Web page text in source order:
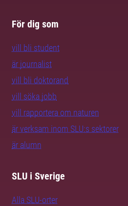
För dig som
vill bli student
är journalist
vill bli doktorand
vill söka jobb
vill rapportera om naturen
är verksam inom SLU:s sektorer
är alumn
SLU i Sverige
Alla SLU-orter